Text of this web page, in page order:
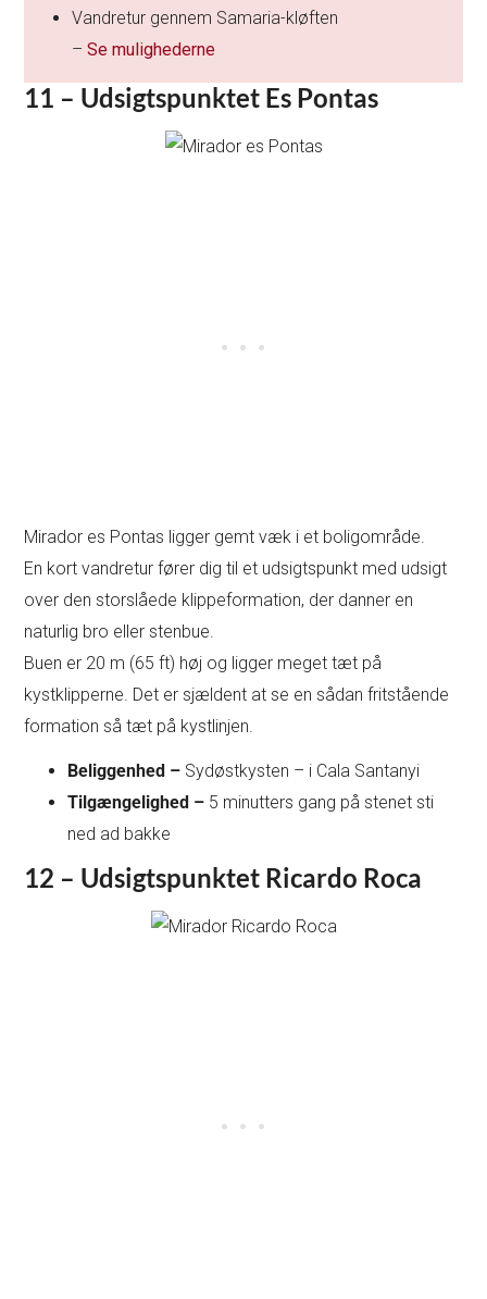
Vandretur gennem Samaria-kløften
–Se mulighederne
11 – Udsigtspunktet Es Pontas
Mirador es Pontas ligger gemt væk i et boligområde.
En kort vandretur fører dig til et udsigtspunkt med udsigt
over den storslåede klippeformation, der danner en
naturlig bro eller stenbue.
Buen er 20 m (65 ft) høj og ligger meget tæt på
kystklipperne. Det er sjældent at se en sådan fritstående
formation så tæt på kystlinjen.
Beliggenhed – Sydøstkysten – i Cala Santanyi
Tilgængelighed – 5 minutters gang på stenet sti
ned ad bakke
12 – Udsigtspunktet Ricardo Roca